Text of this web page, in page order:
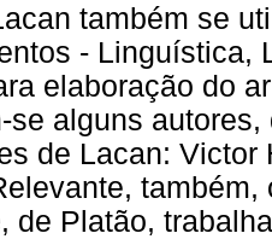
também se
- Linguística,
elaboração do
se alguns
de Lacan: Victor
, de Platão,